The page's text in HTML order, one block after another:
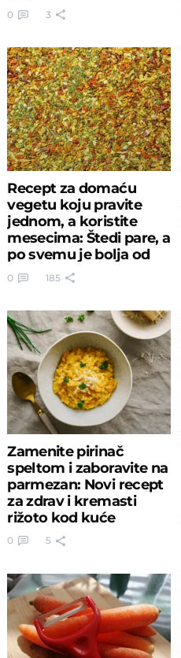
0 3
Recept za domaću
vegetu koju pravite
jednom, a koristite
mesecima: Štedi pare, a
po svemu je bolja od
kupovne
0 185
Zamenite pirinač
speltom i zaboravite na
parmezan: Novi recept
za zdrav i kremasti
rižoto kod kuće
0 5